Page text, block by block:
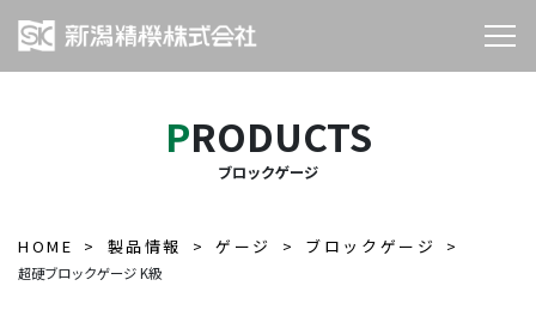
PRODUCTS
ブロックゲージ
HOME 製品情報 ゲージ ブロックゲージ
超硬ブロックゲージ K級